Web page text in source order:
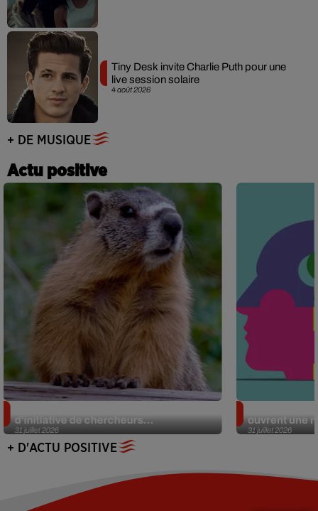
4 août 2026
Tiny Desk invite Charlie Puth pour une
live session solaire
+ DE MUSIQUE
Actu positive
31 juillet 2026
d’initiative de chercheurs...
31 juillet 2026
ouvrent une
+ D'ACTU POSITIVE